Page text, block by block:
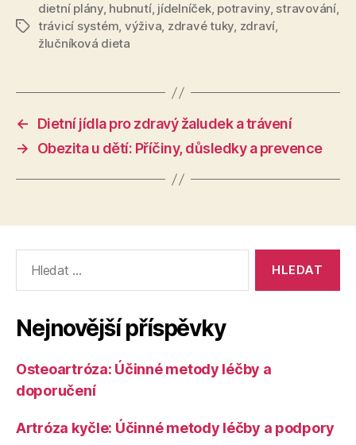
Štítky
dietní plány, hubnutí, jídelníček, potraviny, stravování,
trávicí systém, výživa, zdravé tuky, zdraví,
žlučníková dieta
←
Dietní jídla pro zdravý žaludek a trávení
→
Obezita u dětí: Příčiny, důsledky a prevence
vyhledávání:
Nejnovější příspěvky
Osteoartróza: Účinné metody léčby a
doporučení
Artróza kyčle: Účinné metody léčby a podpory